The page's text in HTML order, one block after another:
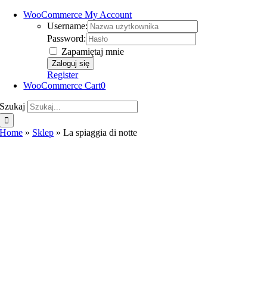
WooCommerce My Account
Username:
Password:
Zapamiętaj mnie
Register
WooCommerce Cart0
Szukaj
Home » Sklep »La spiaggia di notte